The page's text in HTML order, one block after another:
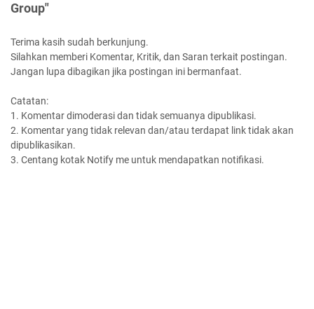
Group"
Terima kasih sudah berkunjung.
Silahkan memberi Komentar, Kritik, dan Saran terkait postingan.
Jangan lupa dibagikan jika postingan ini bermanfaat.
Catatan:
1. Komentar dimoderasi dan tidak semuanya dipublikasi.
2. Komentar yang tidak relevan dan/atau terdapat link tidak akan
dipublikasikan.
3. Centang kotak Notify me untuk mendapatkan notifikasi.